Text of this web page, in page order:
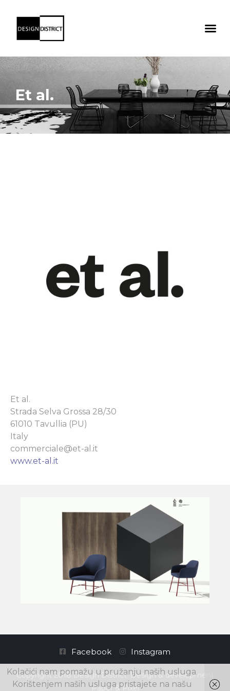
Et al.
Et al.
Strada Selva Grossa 28/30
61010 Tavullia (PU)
Italy
commerciale@et-al.it
www.et-al.it
Facebook Instagram
Copyright 2018 Design District. Design & development
Paper & Pixel
Kolačići nam pomažu u pružanju naših usluga.
Korištenjem naših usluga pristajete na našu